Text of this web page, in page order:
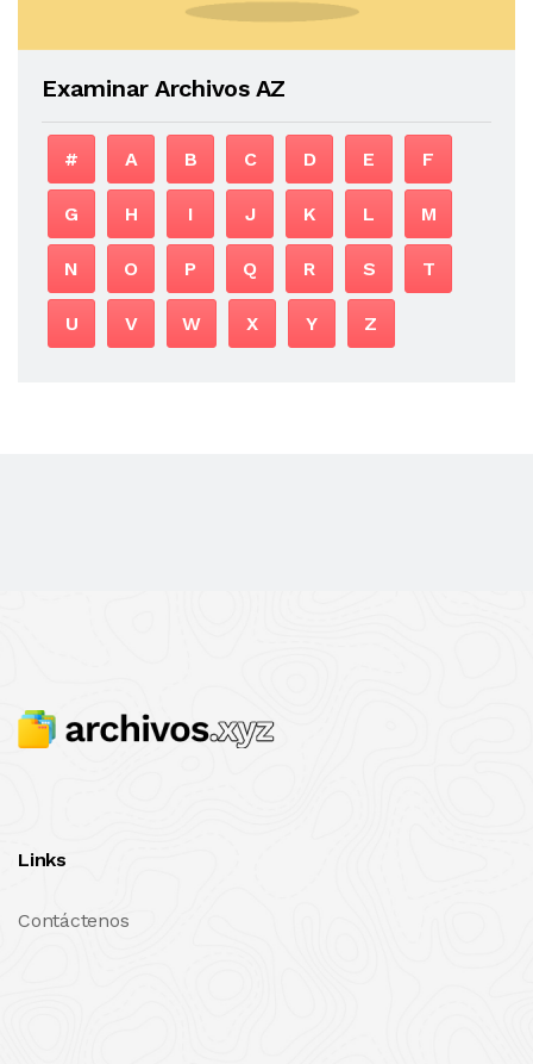
Examinar Archivos AZ
# A B C D E F
G H I J K L M
N O P Q R S T
U V W X Y Z
Links
Contáctenos